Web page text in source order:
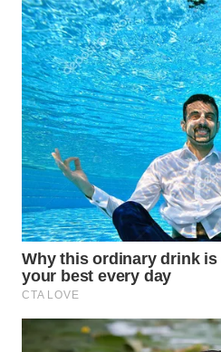
WN
CIANJUR
WN
KEPULAUAN
SERIBU
WN
TANGERANG
WN
BINJAI
WN
CIREBON